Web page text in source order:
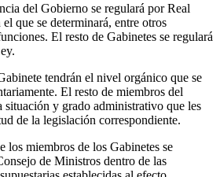
del Gobierno se regulará por Real
que se determinará, entre otros
El resto de Gabinetes se regulará
tendrán el nivel orgánico que se
El resto de miembros del
situación y grado administrativo que les
de la legislación correspondiente.
los miembros de los Gabinetes se
de Ministros dentro de las